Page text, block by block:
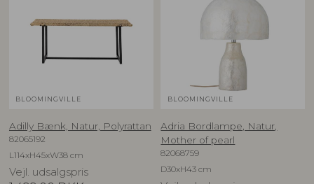
BLOOMINGVILLE
Adilly Bænk, Natur, Polyrattan
82065192
L114xH45xW38 cm
Vejl. udsalgspris
BLOOMINGVILLE
Adria Bordlampe, Natur,
Mother of pearl
82068759
D30xH43 cm